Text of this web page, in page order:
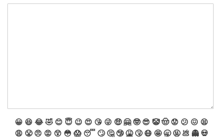
😀 😆 😂🤣 😊 😇 😉 😍 😘 😜 🤑 🤗 🤓 😎 🤡🤠 😟 😕 😖 😫
😩 😤 😠 😡 😲 😳 😱 😴 🙄 🤔 🤥 🤮 🤧 😷 🤩 🥱 🤬 💩 👻 💀